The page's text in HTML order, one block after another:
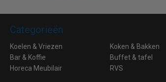
Categorieën
Koelen & Vriezen Koken & Bakken
Bar & Koffie
Buffet & tafel
Horeca Meubilair
RVS